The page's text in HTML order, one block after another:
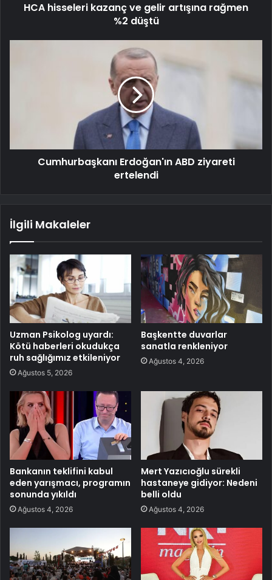
HCA hisseleri kazanç ve gelir artışına rağmen
%2 düştü
Cumhurbaşkanı Erdoğan'ın ABD ziyareti
ertelendi
İlgili Makaleler
Uzman Psikolog uyardı:
Kötü haberleri okudukça
ruh sağlığımız etkileniyor
Ağustos 5, 2026
Başkentte duvarlar
sanatla renkleniyor
Ağustos 4, 2026
Bankanın teklifini kabul
eden yarışmacı, programın
sonunda yıkıldı
Ağustos 4, 2026
Mert Yazıcıoğlu sürekli
hastaneye gidiyor: Nedeni
belli oldu
Ağustos 4, 2026